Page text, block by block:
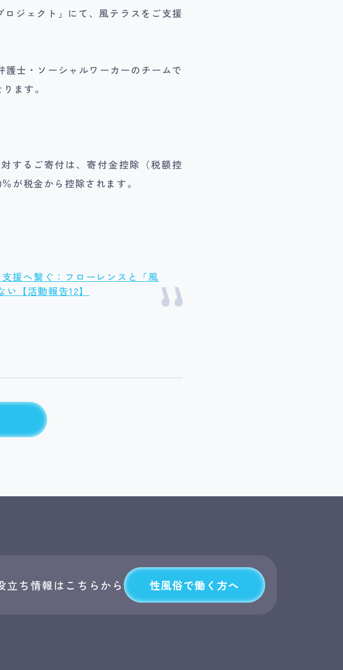
ジェクト」にて、風テラスをご支援
士・ソーシャルワーカーのチームで
ます。
するご寄付は、寄付金控除（税額控
が税金から控除されます。
援へ繋ぐ：フローレンスと「風
【活動報告12】
立ち情報はこちらから 性風俗で働く方へ